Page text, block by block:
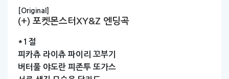
[Original]
(+) 포켓몬스터XY&Z 엔딩곡
*1절
피카츄 라이츄 파이리 꼬부기
버터풀 야도란 피존투 또가스